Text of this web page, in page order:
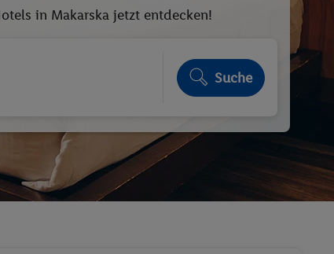
in Makarska jetzt entdecken!
Suche